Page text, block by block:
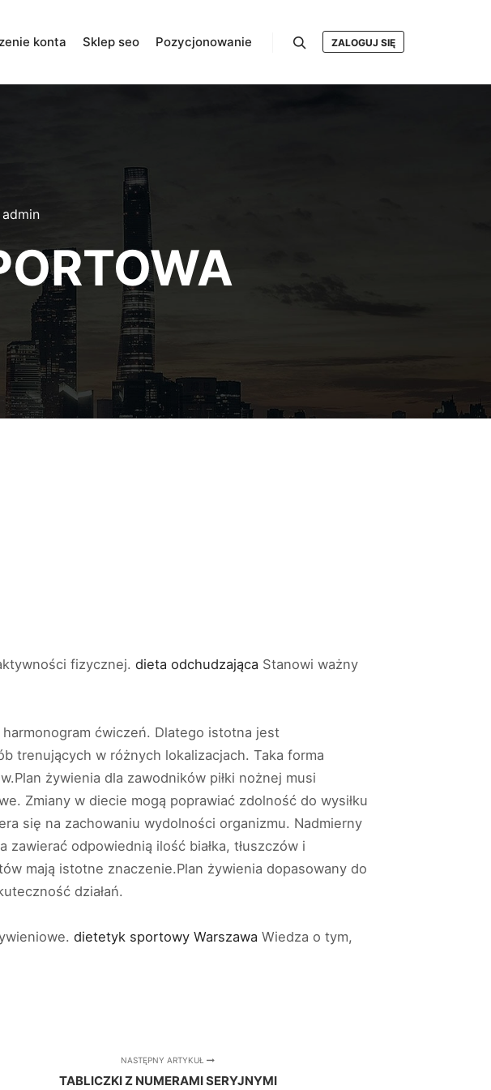
konta Sklep seo Pozycjonowanie ZALOGUJ SIĘ
admin
fizycznej. dieta odchudzająca Stanowi ważny
ćwiczeń. Dlatego istotna jest
trenujących w różnych lokalizacjach. Taka forma
żywienia dla zawodników piłki nożnej musi
Zmiany w diecie mogą poprawiać zdolność do wysiłku
się na zachowaniu wydolności organizmu. Nadmierny
odpowiednią ilość białka, tłuszczów i
mają istotne znaczenie.Plan żywienia dopasowany do
działań.
dietetyk sportowy Warszawa Wiedza o tym,
NASTĘPNY ARTYKUŁ
TABLICZKI Z NUMERAMI SERYJNYMI